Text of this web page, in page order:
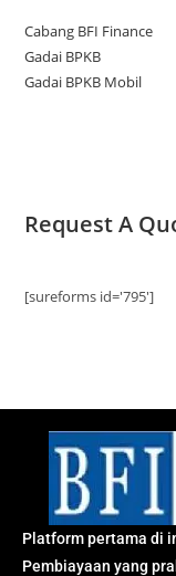
Cabang BFI Finance
Gadai BPKB
Gadai BPKB Mobil
Request A
[sureforms id='795']
Platform pertama di
Pembiayaan yang